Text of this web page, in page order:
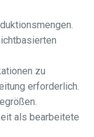
zu
erforderlich.
als bearbeitete